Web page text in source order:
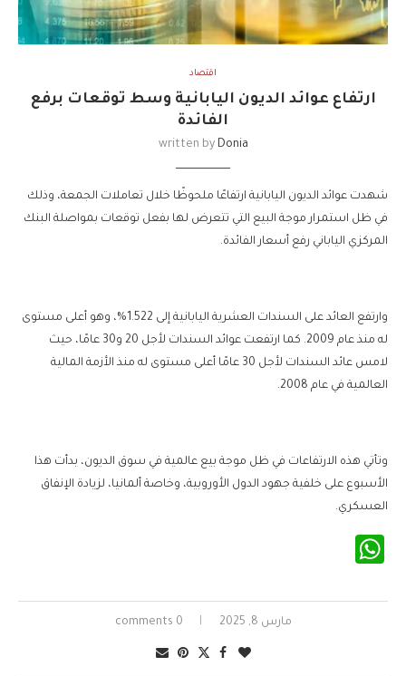
اقتصاد
ارتفاع عوائد الديون اليابانية وسط توقعات برفع
الفائدة
written by Donia
شهدت عوائد الديون اليابانية ارتفاعًا ملحوظًا خلال تعاملات الجمعة، وذلك
في ظل استمرار موجة البيع التي تتعرض لها بفعل توقعات بمواصلة البنك
المركزي الياباني رفع أسعار الفائدة.
وارتفع العائد على السندات العشرية اليابانية إلى 1.522%، وهو أعلى مستوى
له منذ عام 2009. كما ارتفعت عوائد السندات لأجل 20 و30 عامًا، حيث
لامس عائد السندات لأجل 30 عامًا أعلى مستوى له منذ الأزمة المالية
العالمية في عام 2008.
وتأتي هذه الارتفاعات في ظل موجة بيع عالمية في سوق الديون، بدأت هذا
الأسبوع على خلفية جهود الدول الأوروبية، وخاصة ألمانيا، لزيادة الإنفاق
العسكري.
مارس 8, 2025 0 comments